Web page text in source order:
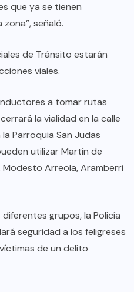
que ya se tienen
señaló.
de Tránsito estarán
viales.
a tomar rutas
la vialidad en la calle
Parroquia San Judas
utilizar Martín de
Modesto Arreola, Aramberri
grupos, la Policía
seguridad a los feligreses
de un delito